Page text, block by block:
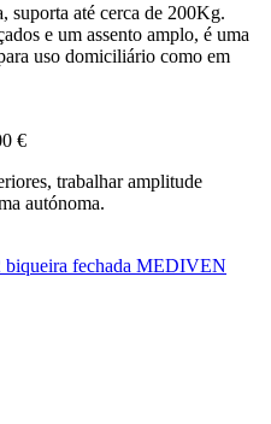
suporta até cerca de 200Kg.
e um assento amplo, é uma
uso domiciliário como em
€
trabalhar amplitude
autónoma.
biqueira fechada MEDIVEN